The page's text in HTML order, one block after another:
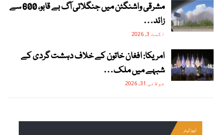
مشرقی واشنگٹن میں جنگلاتی آگ بے قابو، 600 سے
زائد…
اگست 3, 2026
امریکا: افغان خاتون کے خلاف دہشت گردی کے
شبہے میں ملک…
جولائی 31, 2026
نیوز لیٹر